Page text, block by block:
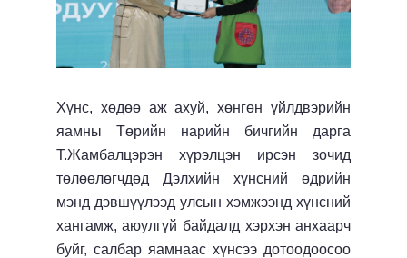
Хүнс, хөдөө аж ахуй, хөнгөн үйлдвэрийн
яамны Төрийн нарийн бичгийн дарга
Т.Жамбалцэрэн хүрэлцэн ирсэн зочид
төлөөлөгчдөд Дэлхийн хүнсний өдрийн
мэнд дэвшүүлээд улсын хэмжээнд хүнсний
хангамж, аюулгүй байдалд хэрхэн анхаарч
буйг, салбар яамнаас хүнсээ дотоодоосоо